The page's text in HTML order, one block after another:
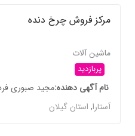
مرکز فروش چرخ دنده
ماشین آلات
پربازدید
نام آگهی دهندهمجید صبوری فرد
آستارا استان گیلان